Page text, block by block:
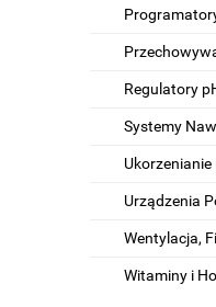
Regulatory
Systemy
Urządzenia
Wentylacja,
Witaminy i